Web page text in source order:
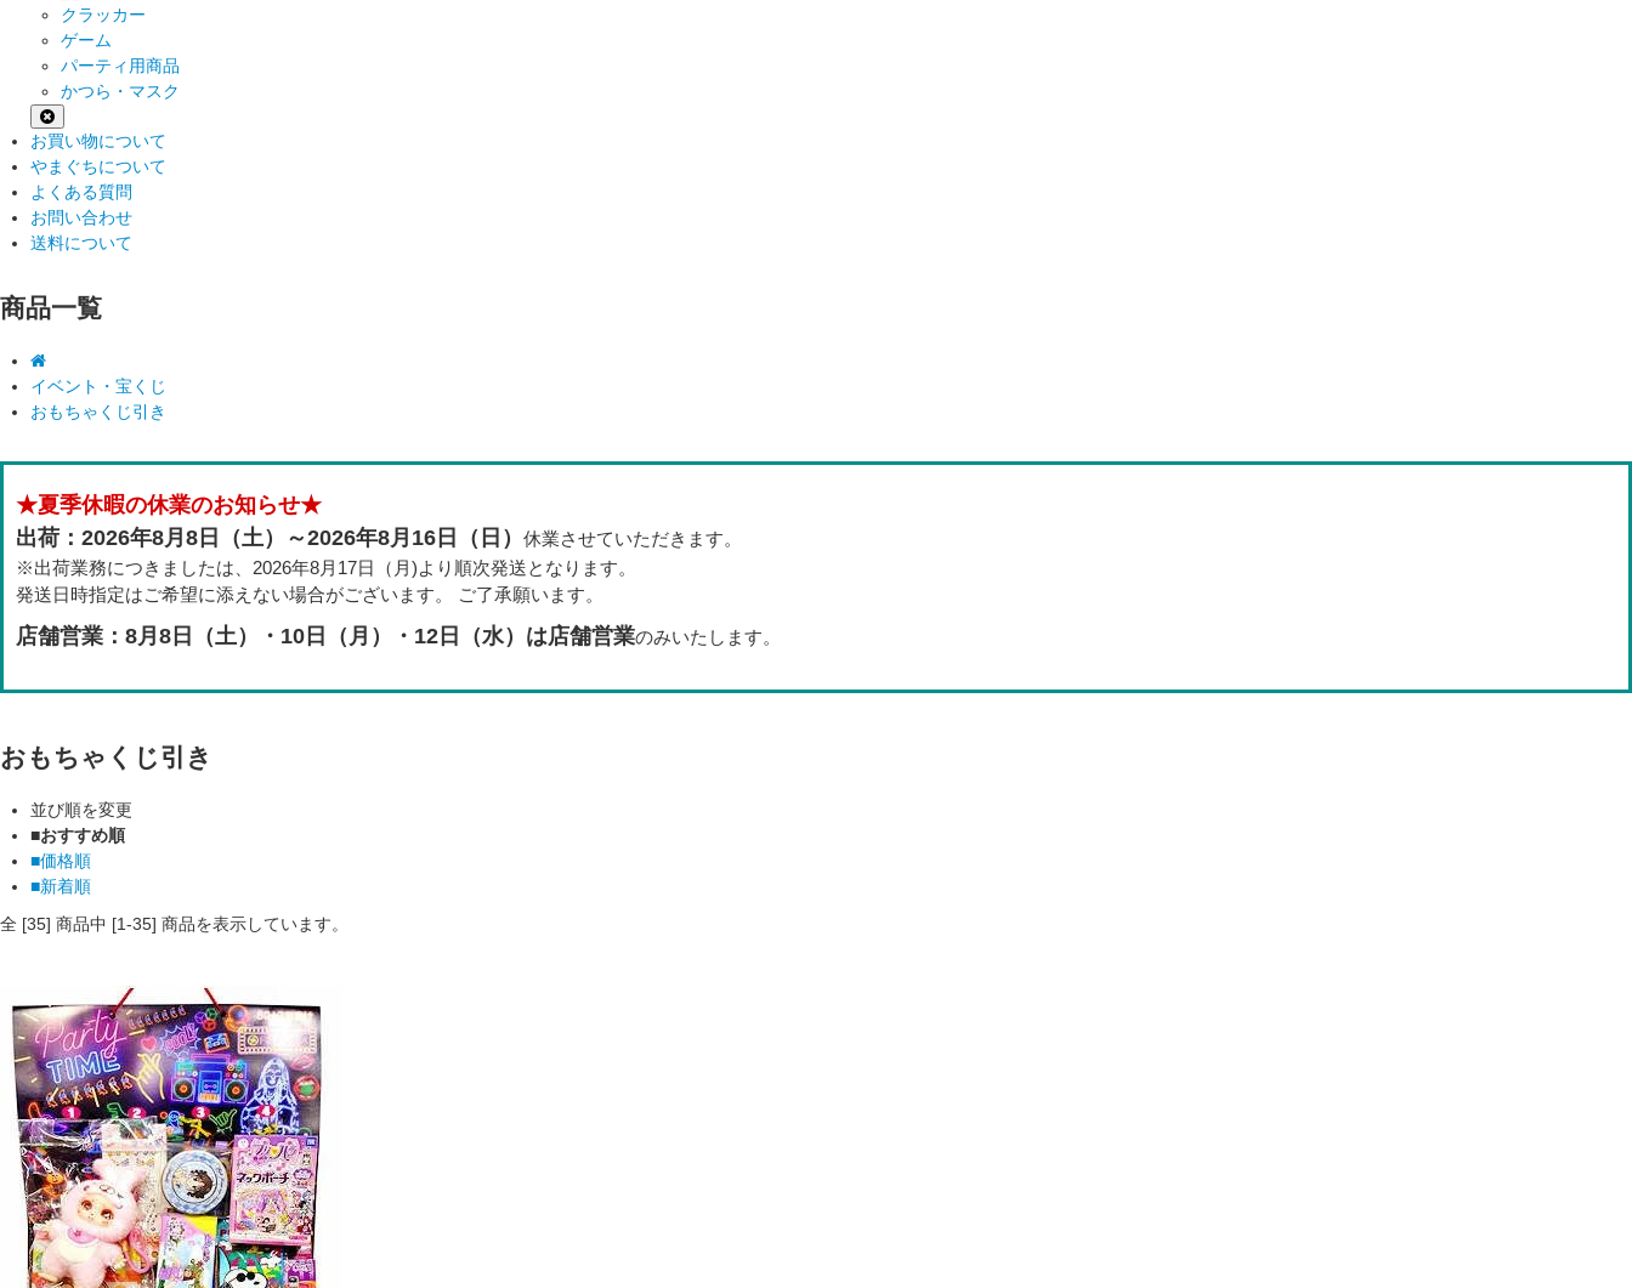
クラッカー
ゲーム
パーティ用商品
かつら・マスク
お買い物について
やまぐちについて
よくある質問
お問い合わせ
送料について
商品一覧
イベント・宝くじ
おもちゃくじ引き
★夏季休暇の休業のお知らせ★
出荷：2026年8月8日（土）～2026年8月16日（日） 休業させていただきます。
※出荷業務につきましたは、2026年8月17日（月)より順次発送となります。
発送日時指定はご希望に添えない場合がございます。 ご了承願います。
店舗営業：8月8日（土）・10日（月）・12日（水）は店舗営業のみいたします。
おもちゃくじ引き
並び順を変更
■おすすめ順
■価格順
■新着順
全 [35] 商品中 [1-35] 商品を表示しています。